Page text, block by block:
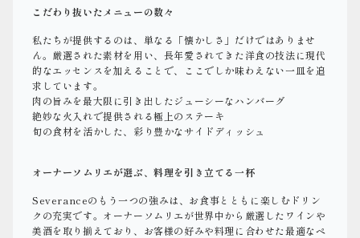
こだわり抜いたメニューの数々
私たちが提供するのは、単なる「懐かしさ」だけではありませ
ん。厳選された素材を用い、長年愛されてきた洋食の技法に現代
的なエッセンスを加えることで、ここでしか味わえない一皿を追
求しています。
肉の旨みを最大限に引き出したジューシーなハンバーグ
絶妙な火入れで提供される極上のステーキ
旬の食材を活かした、彩り豊かなサイドディッシュ
オーナーソムリエが選ぶ、料理を引き立てる一杯
Severanceのもう一つの強みは、お食事とともに楽しむドリン
クの充実です。オーナーソムリエが世界中から厳選したワインや
美酒を取り揃えており、お客様の好みや料理に合わせた最適なペ